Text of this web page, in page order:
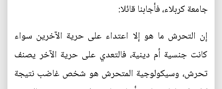
جامعة كربلاء، فأجابنا قائلا:
إن التحرش ما هو إلا اعتداء على حرية الآخرين سواء
كانت جنسية أم دينية، فالتعدي على حرية الآخر يصنف
تحرش، وسيكولوجية المتحرش هو شخص غاضب نتيجة